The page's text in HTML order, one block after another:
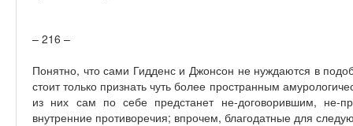
– 216 –
Понятно, что сами Гидденс и Джонсон не нуждаются в
стоит только признать чуть более пространным
из них сам по себе предстанет не-договорившим, не-
внутренние противоречия; впрочем, благодатные для